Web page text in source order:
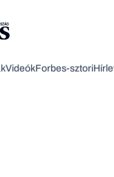
VideókForbes-sztori